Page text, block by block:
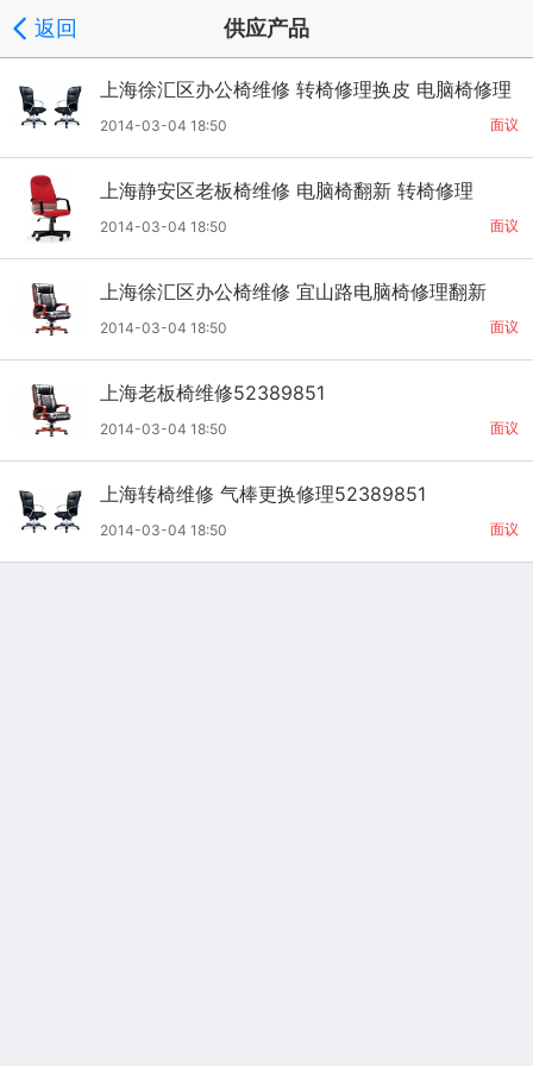
返回 供应产品
上海徐汇区办公椅维修 转椅修理换皮 电脑椅修理
面议
2014-03-04 18:50
上海静安区老板椅维修 电脑椅翻新 转椅修理
面议
2014-03-04 18:50
上海徐汇区办公椅维修 宜山路电脑椅修理翻新
面议
2014-03-04 18:50
上海老板椅维修52389851
面议
2014-03-04 18:50
上海转椅维修 气棒更换修理52389851
面议
2014-03-04 18:50